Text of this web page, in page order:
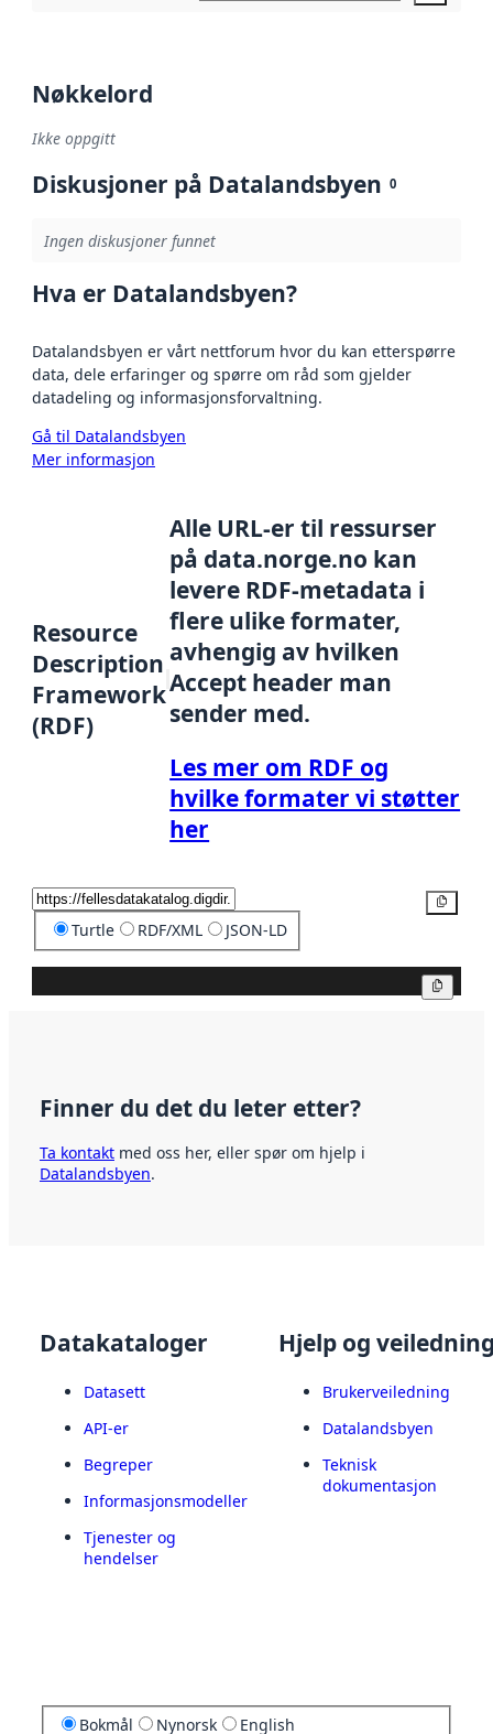
Nøkkelord
Ikke oppgitt
Diskusjoner på Datalandsbyen 0
Ingen diskusjoner funnet
Hva er Datalandsbyen?
Datalandsbyen er vårt nettforum hvor du kan etterspørre
data, dele erfaringer og spørre om råd som gjelder
datadeling og informasjonsforvaltning.
Gå til Datalandsbyen
Mer informasjon
Resource
Description
Framework
(RDF)
Alle URL-er til ressurser
på data.norge.no kan
levere RDF-metadata i
flere ulike formater,
avhengig av hvilken
Accept header man
sender med.
Les mer om RDF og
hvilke formater vi støtter
her
Turtle RDF/XML JSON-LD
Finner du det du leter etter?
Ta kontakt med oss her, eller spør om hjelp i
Datalandsbyen.
Datakataloger
Datasett
API-er
Begreper
Informasjonsmodeller
Tjenester og
hendelser
Hjelp og
Brukerveiledning
Datalandsbyen
Teknisk
dokumentasjon
Bokmål Nynorsk English